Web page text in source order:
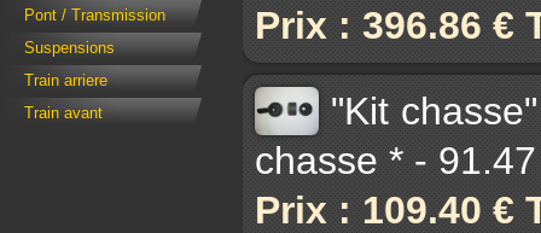
Pont / Transmission
Suspensions
Train arriere
Train avant
Prix : 396.86 €
"Kit
chasse * -
Prix : 109.40 €